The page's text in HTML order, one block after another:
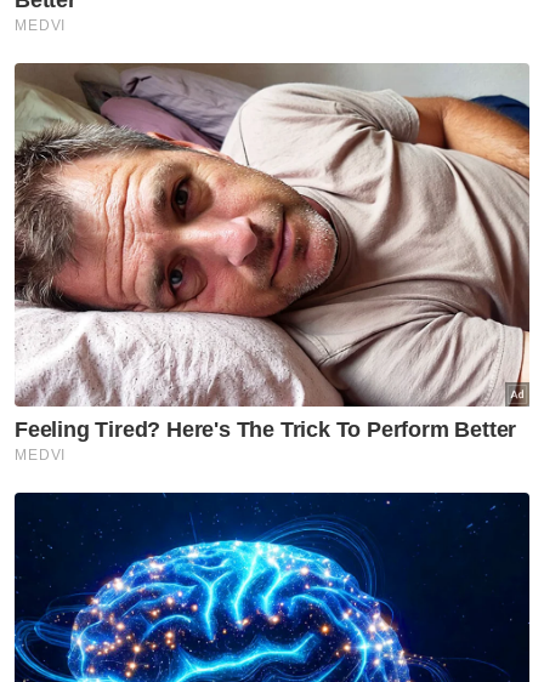
dan Daerah (PTD) namun jawapan diterima
adalah dalam proses bermula sebelum
negara dilanda Covid-19 hingga kini. Kemelut
yang pengusaha sudah tahap maksimum,"
katanya.
Sementara itu, Naib Ketua Pemuda MCA
Perak, Neow Choo Seong berkata, kerajaan
negeri perlu lihat semula isu pembaharuan
TOL ekoran Perak pernah mencatatkan
pengeluaran tertinggi kerang-kerangan di
negara ini pada tahun 2023.
mereka telah luput tetapi proses
memperbaharuinya amat sukar dan lambat
yang memakan masa bertahun-tahun.
"Kerajaan negeri perlu membantu
mempermudahkan proses TOL mereka yang